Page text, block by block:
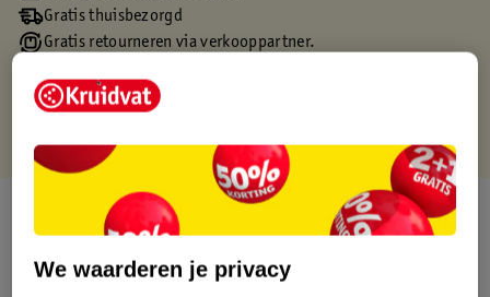
Gratis thuisbezorgd
Gratis retourneren via verkooppartner.
Over dit product
Productinformatie
We waarderen je privacy